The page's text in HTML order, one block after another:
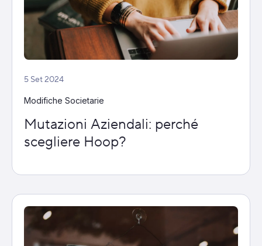
5 Set 2024
Modifiche Societarie
Mutazioni Aziendali: perché
scegliere Hoop?